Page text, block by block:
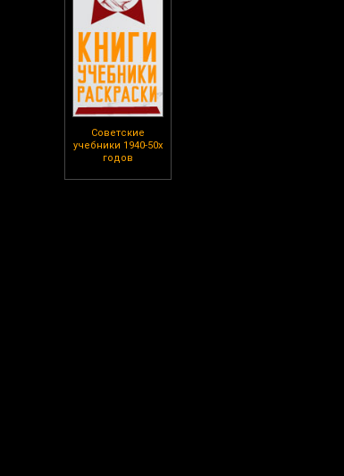
Советские
учебники 1940-50х
годов